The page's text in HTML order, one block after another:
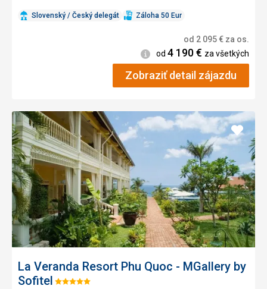
Slovenský / Český delegát Záloha 50 Eur
od 2 095€ za os.
Informácie
od 4 190€ za všetkých
Zobraziť detail zájazdu
La Veranda Resort Phu Quoc - MGallery by
Sofitel Hodnotenie:
Pridať
do